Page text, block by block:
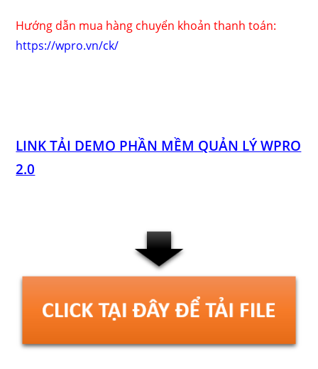
Hướng dẫn mua hàng chuyển khoản thanh toán:
https://wpro.vn/ck/
LINK TẢI DEMO PHẦN MỀM QUẢN LÝ WPRO
2.0